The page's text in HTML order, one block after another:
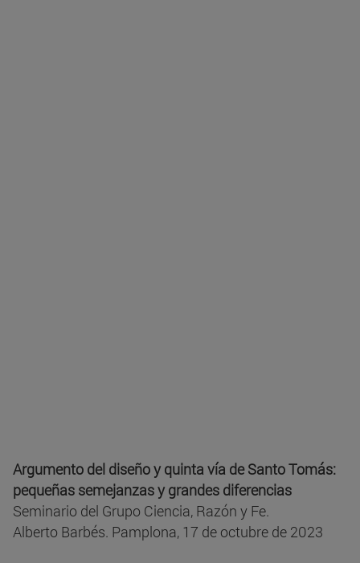
Argumento del diseño y quinta vía de Santo Tomás:
pequeñas semejanzas y grandes diferencias
Seminario del Grupo Ciencia, Razón y Fe.
Alberto Barbés. Pamplona, 17 de octubre de 2023